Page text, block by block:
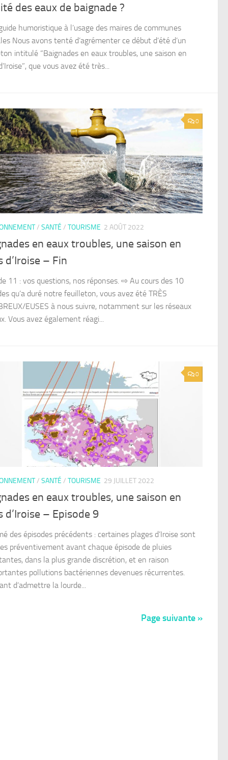
des eaux de baignade ?
humoristique à l’usage des maires de communes
Nous avons tenté d’agrémenter ce début d’été d’un
intitulé “Baignades en eaux troubles, une saison en
que vous avez été très...
0
/ SANTÉ / TOURISME 2 AOÛT 2022
en eaux troubles, une saison en
d’Iroise – Fin
11 : vos questions, nos réponses. ⇨ Au cours des 10
qu’a duré notre feuilleton, vous avez été TRÈS
EUSES à nous suivre, notamment sur les réseaux
Vous avez également réagi...
0
/ SANTÉ / TOURISME 29 JUILLET 2022
en eaux troubles, une saison en
d’Iroise – Episode 9
des épisodes précédents : certaines plages d’Iroise sont
préventivement avant chaque épisode de pluies
dans la plus grande discrétion, et en raison
pollutions bactériennes devenues récurrentes.
d’admettre la lourde...
Page suivante »